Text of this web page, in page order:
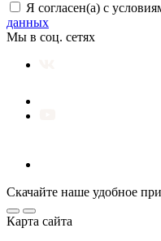
Я согласен(а) с
данных
Мы в соц. сетях
Скачайте наше удобное
Карта сайта